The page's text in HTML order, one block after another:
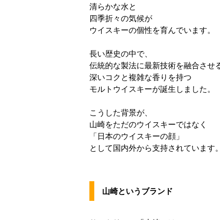
清らかな水と
四季折々の気候が
ウイスキーの個性を育んでいます。
長い歴史の中で、
伝統的な製法に最新技術を融合させ
深いコクと複雑な香りを持つ
モルトウイスキーが誕生しました。
こうした背景が、
山崎をただのウイスキーではなく
「日本のウイスキーの顔」
として国内外から支持されています。
山崎というブランド